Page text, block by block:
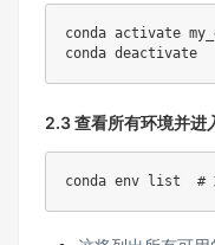
conda activate
conda deactivate
2.3 查看所有环境并进
conda env list  #